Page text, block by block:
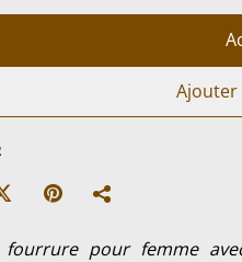
Ajouter
fourrure pour femme